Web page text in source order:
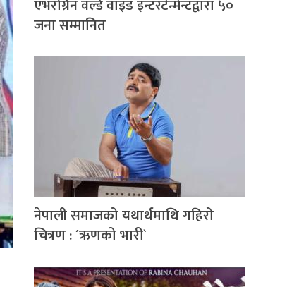
एभरग्रिन वर्ल्ड वाइड इन्टरटेन्मेन्टद्वारा ५०
जना सम्मानित
नेपाली समाजको यथार्थमाथि गहिरो
चित्रण : ´ऋणको भारी`